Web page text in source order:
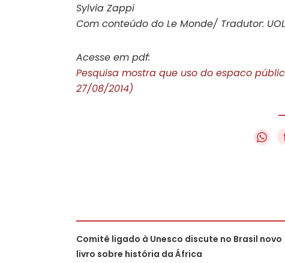
Sylvia Zappi
Com conteúdo do Le Monde/ Tradutor: UOL
Acesse em pdf:
Pesquisa mostra que uso do espaco
27/08/2014)
Comitê ligado à Unesco discute no Brasil novo
livro sobre história da África